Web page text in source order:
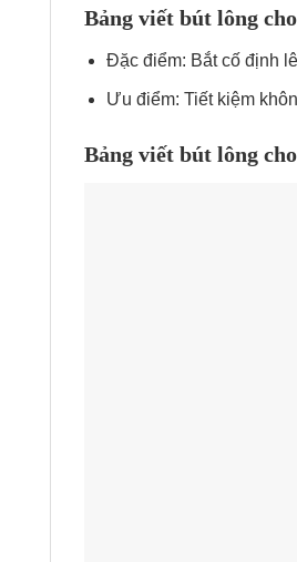
Bảng viết bút lông
Đặc điểm: Bắt cố định
Ưu điểm: Tiết kiệm
Bảng viết bút lông